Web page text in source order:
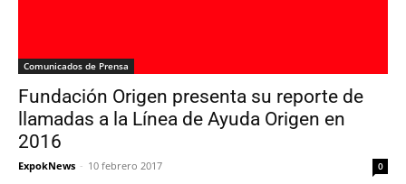
Comunicados de Prensa
Fundación Origen presenta su reporte de
llamadas a la Línea de Ayuda Origen en
2016
ExpokNews - 10 febrero 2017 0